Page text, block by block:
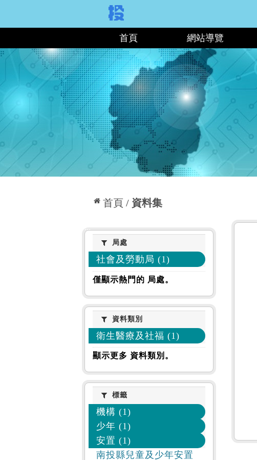
首頁 網站導覽
首頁 資料集
局處局處
社會及勞動局 (1)
僅顯示熱門的 局處。
資料類別
資料類別
衛生醫療及社福 (1)
顯示更多 資料類別。
標籤標籤
機構 (1)
少年 (1)
安置 (1)
南投縣兒童及少年安置